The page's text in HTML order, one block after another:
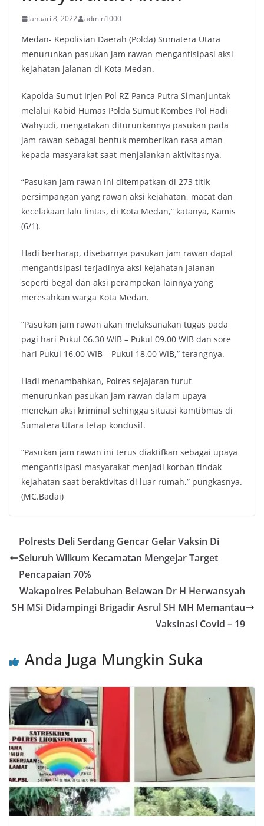
Januari 8, 2022 admin1000
Medan- Kepolisian Daerah (Polda) Sumatera Utara
menurunkan pasukan jam rawan mengantisipasi aksi
kejahatan jalanan di Kota Medan.
Kapolda Sumut Irjen Pol RZ Panca Putra Simanjuntak
melalui Kabid Humas Polda Sumut Kombes Pol Hadi
Wahyudi, mengatakan diturunkannya pasukan pada
jam rawan sebagai bentuk memberikan rasa aman
kepada masyarakat saat menjalankan aktivitasnya.
“Pasukan jam rawan ini ditempatkan di 273 titik
persimpangan yang rawan aksi kejahatan, macat dan
kecelakaan lalu lintas, di Kota Medan,” katanya, Kamis
(6/1).
Hadi berharap, disebarnya pasukan jam rawan dapat
mengantisipasi terjadinya aksi kejahatan jalanan
seperti begal dan aksi perampokan lainnya yang
meresahkan warga Kota Medan.
“Pasukan jam rawan akan melaksanakan tugas pada
pagi hari Pukul 06.30 WIB – Pukul 09.00 WIB dan sore
hari Pukul 16.00 WIB – Pukul 18.00 WIB,” terangnya.
Hadi menambahkan, Polres sejajaran turut
menurunkan pasukan jam rawan dalam upaya
menekan aksi kriminal sehingga situasi kamtibmas di
Sumatera Utara tetap kondusif.
“Pasukan jam rawan ini terus diaktifkan sebagai upaya
mengantisipasi masyarakat menjadi korban tindak
kejahatan saat beraktivitas di luar rumah,” pungkasnya.
(MC.Badai)
Polrests Deli Serdang Gencar Gelar Vaksin Di
Seluruh Wilkum Kecamatan Mengejar Target
Pencapaian 70℅
Wakapolres Pelabuhan Belawan Dr H Herwansyah
SH MSi Didampingi Brigadir Asrul SH MH Memantau
Vaksinasi Covid – 19
Anda Juga Mungkin Suka